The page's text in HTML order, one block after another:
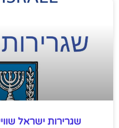
שגרירות ישראל